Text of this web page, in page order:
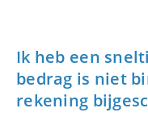
Ik heb een
bedrag is niet
rekening